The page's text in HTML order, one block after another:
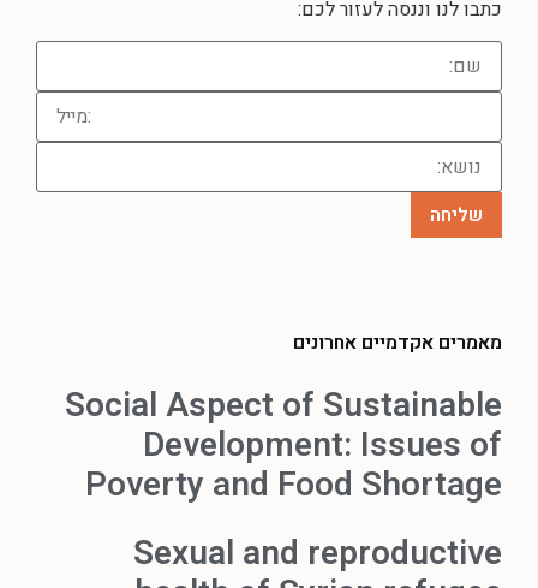
כתבו לנו וננסה לעזור לכם:
מאמרים אקדמיים אחרונים
Social Aspect of Sustainable
Development: Issues of
Poverty and Food Shortage
Sexual and reproductive